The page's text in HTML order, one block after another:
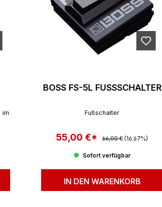
im
BOSS FS-5L FUSSSCHALTER
Fußschalter
Verkaufspreis:
55,00 €* Regulärer Preis:
66,00 € (16.67%)
Sofort verfügbar
IN DEN WARENKORB